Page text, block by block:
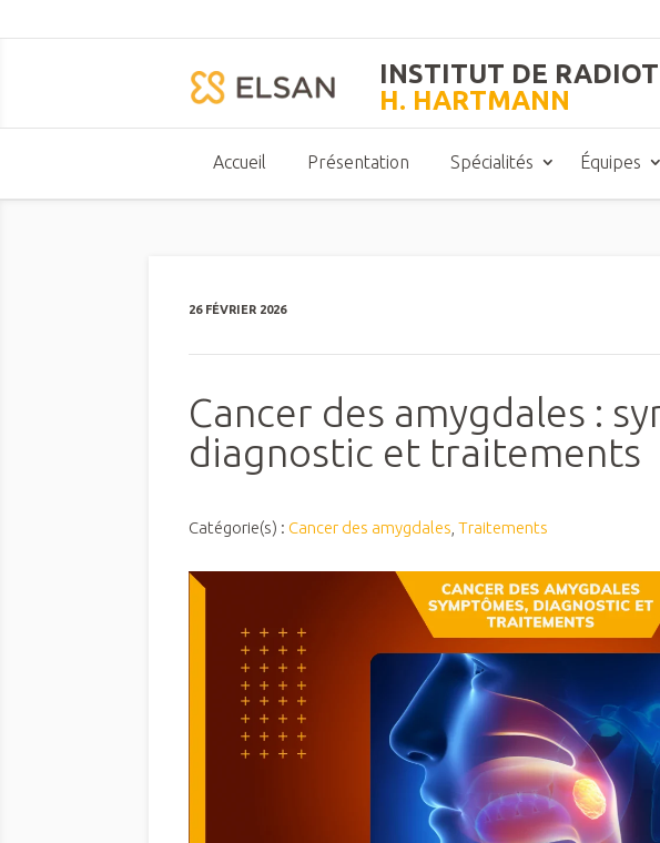
INSTITUT DE
H. HARTMANN
Accueil Présentation Spécialités Équipes
26 FÉVRIER 2026
Cancer des amygdales :
diagnostic et traitements
Catégorie(s) : Cancer des amygdales ,Traitements